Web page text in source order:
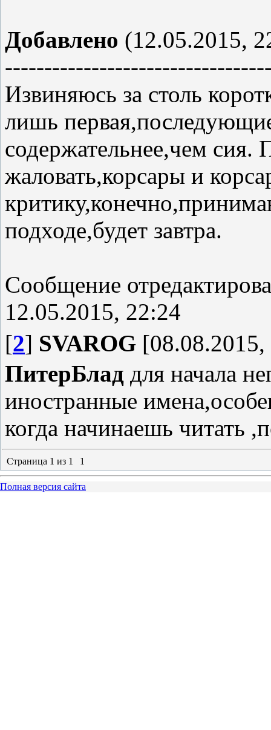
Добавлено (12.05.2015,
Извиняюсь за столь
лишь
содержательнее,чем
жаловать,корсары и
подходе,будет завтра.
Сообщение
12.05.2015, 22:24
[2] SVAROG
ПитерБлад для начала
иностранные
когда начинаешь читать
Страница 1 из 1 1
Полная версия сайта